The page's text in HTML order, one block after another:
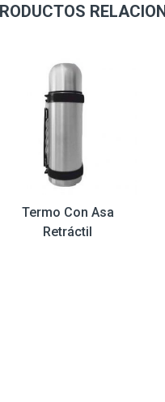
Termo Con Asa
Retráctil